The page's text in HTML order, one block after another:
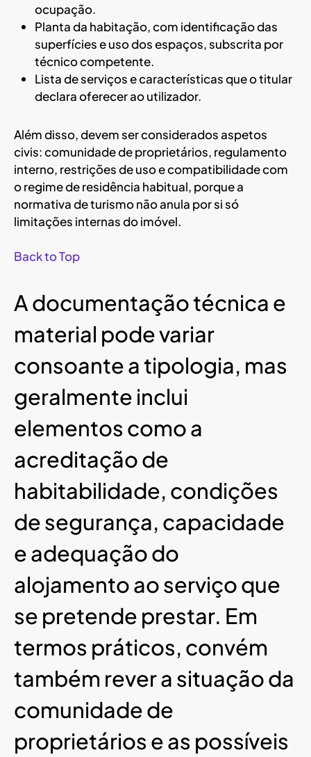
ocupação.
Planta da habitação, com identificação das
superfícies e uso dos espaços, subscrita por
técnico competente.
Lista de serviços e características que o titular
declara oferecer ao utilizador.
Além disso, devem ser considerados aspetos
civis: comunidade de proprietários, regulamento
interno, restrições de uso e compatibilidade com
o regime de residência habitual, porque a
normativa de turismo não anula por si só
limitações internas do imóvel.
Back to Top
A documentação técnica e
material pode variar
consoante a tipologia, mas
geralmente inclui
elementos como a
acreditação de
habitabilidade, condições
de segurança, capacidade
e adequação do
alojamento ao serviço que
se pretende prestar. Em
termos práticos, convém
também rever a situação da
comunidade de
proprietários e as possíveis